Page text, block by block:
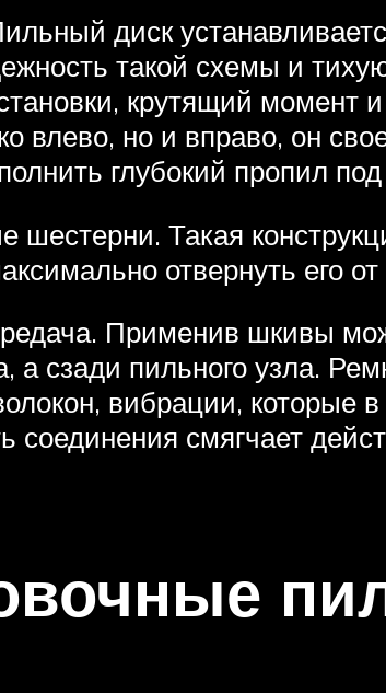
диск
такой схемы и
крутящий момент
влево, но и вправо, он
глубокий пропил
шестерни. Такая
отвернуть его
Применив шкивы
а сзади пильного узла.
вибрации, которые
соединения смягчает